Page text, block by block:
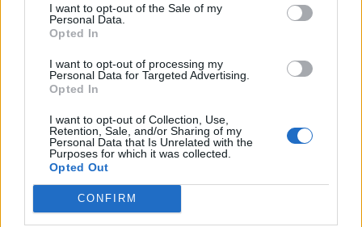
I want to opt-out of the Sale of my
Personal Data.
Opted In
I want to opt-out of processing my
Personal Data for Targeted Advertising.
Opted In
I want to opt-out of Collection, Use,
Retention, Sale, and/or Sharing of my
Personal Data that Is Unrelated with the
Purposes for which it was collected.
Opted Out
CONFIRM
Sütibeállítások
Médiatér
Liget
Krónika
Bihari Napló
Erdélyi Napló
Főtér